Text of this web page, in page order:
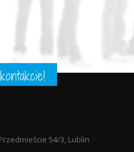
54/3, Lublin